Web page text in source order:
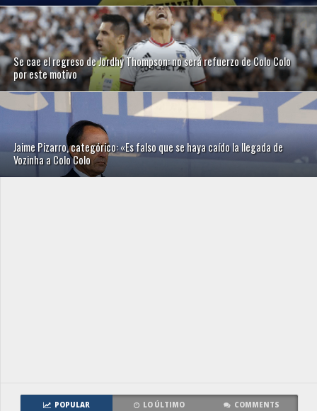
Se cae el regreso de Jordhy Thompson: no será refuerzo de Colo Colo
por este motivo
Jaime Pizarro, categórico: «Es falso que se haya caído la llegada de
Vozinha a Colo Colo
POPULAR LO ÚLTIMO COMMENTS